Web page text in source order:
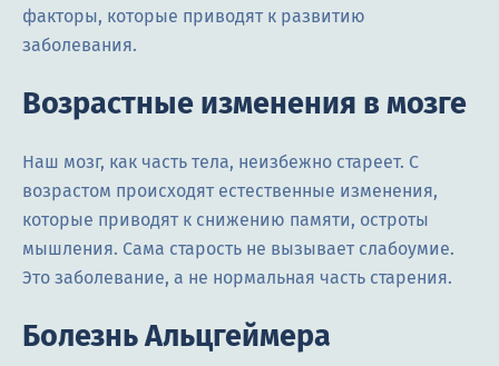
факторы, которые приводят к развитию
заболевания.
Возрастные изменения в мозге
Наш мозг, как часть тела, неизбежно стареет. С
возрастом происходят естественные изменения,
которые приводят к снижению памяти, остроты
мышления. Сама старость не вызывает слабоумие.
Это заболевание, а не нормальная часть старения.
Болезнь Альцгеймера